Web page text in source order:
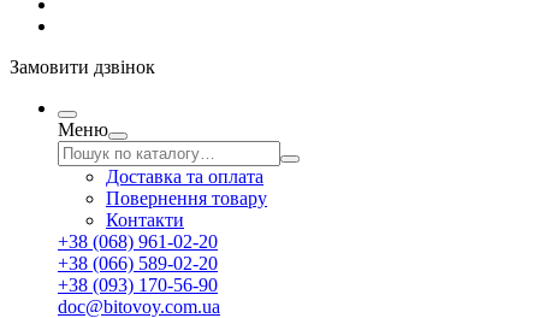
Замовити дзвінок
Меню
Доставка та оплата
Повернення товару
Контакти
+38 (068) 961-02-20
+38 (066) 589-02-20
+38 (093) 170-56-90
doc@bitovoy.com.ua